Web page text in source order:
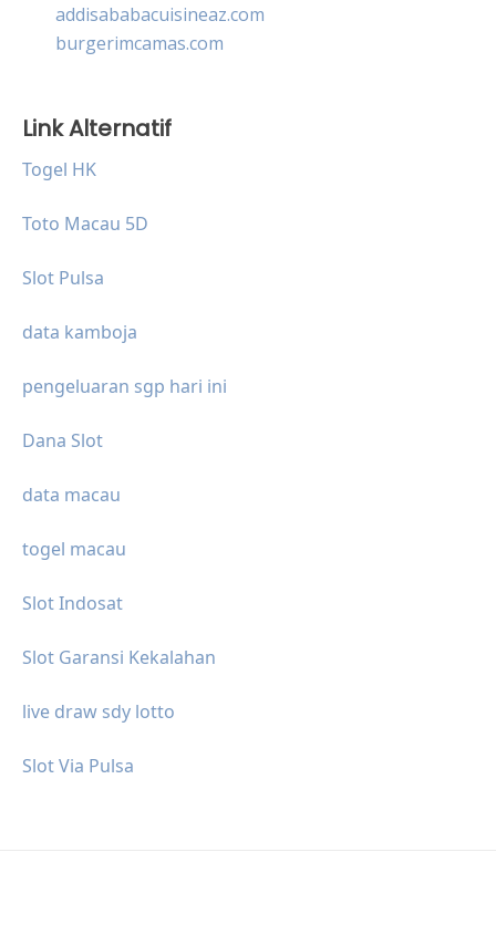
addisababacuisineaz.com
burgerimcamas.com
Link Alternatif
Togel HK
Toto Macau 5D
Slot Pulsa
data kamboja
pengeluaran sgp hari ini
Dana Slot
data macau
togel macau
Slot Indosat
Slot Garansi Kekalahan
live draw sdy lotto
Slot Via Pulsa